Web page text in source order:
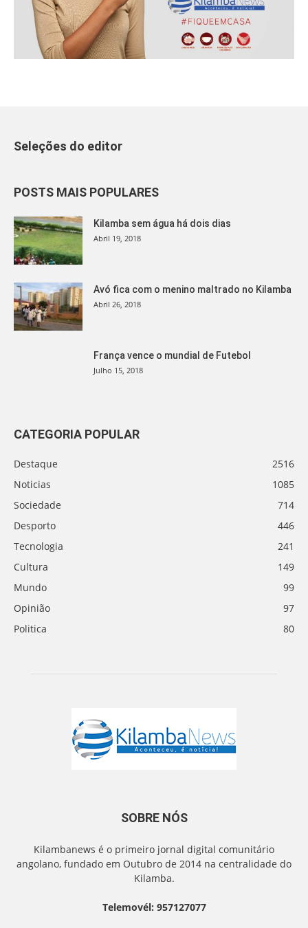
Seleções do editor
POSTS MAIS POPULARES
Kilamba sem água há dois dias
Abril 19, 2018
Avó fica com o menino maltrado no Kilamba
Abril 26, 2018
França vence o mundial de Futebol
Julho 15, 2018
CATEGORIA POPULAR
Destaque
2516
Noticias
1085
Sociedade
714
Desporto
446
Tecnologia
241
Cultura
149
Mundo
99
Opinião
97
Politica
80
SOBRE NÓS
Kilambanews é o primeiro jornal digital comunitário
angolano, fundado em Outubro de 2014 na centralidade do
Kilamba.
Telemovél: 957127077